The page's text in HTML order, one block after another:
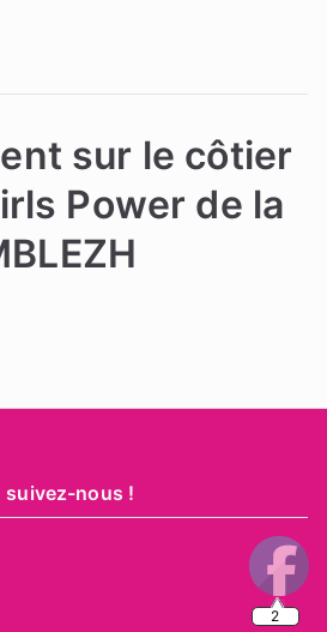
sur le côtier
Power de la
suivez-nous !
2